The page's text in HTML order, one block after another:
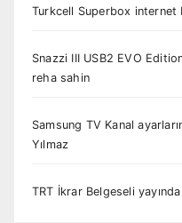
Turkcell Superbox internet
Snazzi III USB2 EVO
reha sahin
Samsung TV Kanal
Yılmaz
TRT İkrar Belgeseli yayında